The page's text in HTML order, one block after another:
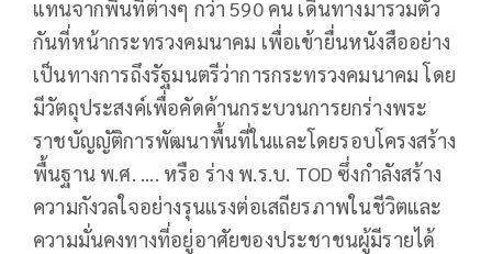
แทนจากพื้นที่ต่างๆ กว่า 590 คน เดินทางมารวมตัว
กันที่หน้ากระทรวงคมนาคม เพื่อเข้ายื่นหนังสืออย่าง
เป็นทางการถึงรัฐมนตรีว่าการกระทรวงคมนาคม โดย
มีวัตถุประสงค์เพื่อคัดค้านกระบวนการยกร่างพระ
ราชบัญญัติการพัฒนาพื้นที่ในและโดยรอบโครงสร้าง
พื้นฐาน พ.ศ. .... หรือ ร่าง พ.ร.บ. TOD ซึ่งกำลังสร้าง
ความกังวลใจอย่างรุนแรงต่อเสถียรภาพในชีวิตและ
ความมั่นคงทางที่อยู่อาศัยของประชาชนผู้มีรายได้